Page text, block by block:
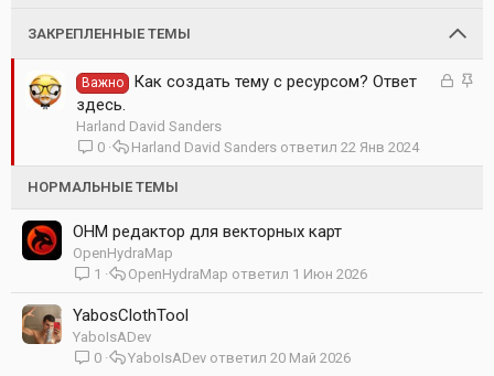
ЗАКРЕПЛЕННЫЕ ТЕМЫ
З
ы
З
е
Важно
Как создать тему с ресурсом? Ответ
здесь.
Harland David Sanders
0
22 Янв 2024
Harland David Sanders
НОРМАЛЬНЫЕ ТЕМЫ
OHM редактор для векторных карт
OpenHydraMap
1
1 Июн 2026
OpenHydraMap
YabosClothTool
YaboIsADev
0
20 Май 2026
YaboIsADev